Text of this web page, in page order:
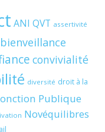
ANI QVT assertivité
bienveillance
convivialité
diversité droit à la
Publique
Novéquilibres